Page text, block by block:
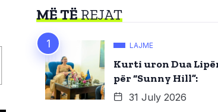
MË TËREJAT
LAJME
Kurti uron Dua
për “Sunny Hill”:
31 July 2026